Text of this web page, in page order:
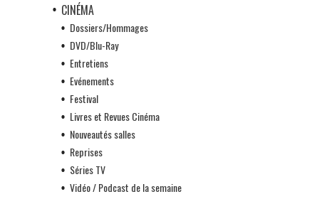
CINÉMA
Dossiers/Hommages
DVD/Blu-Ray
Entretiens
Evénements
Festival
Livres et Revues Cinéma
Nouveautés salles
Reprises
Séries TV
Vidéo / Podcast de la semaine